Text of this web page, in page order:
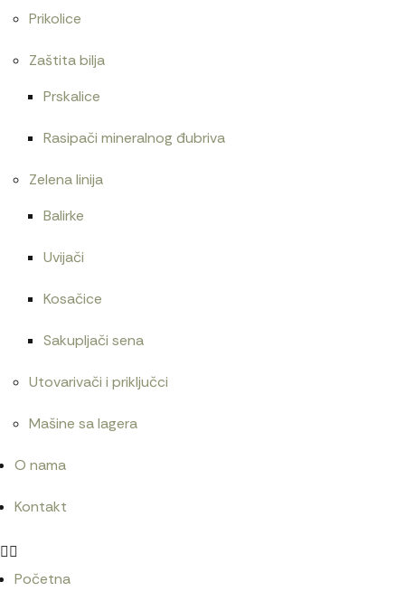
Prikolice
Zaštita bilja
Prskalice
Rasipači mineralnog đubriva
Zelena linija
Balirke
Uvijači
Kosačice
Sakupljači sena
Utovarivači i priključci
Mašine sa lagera
O nama
Kontakt
Početna